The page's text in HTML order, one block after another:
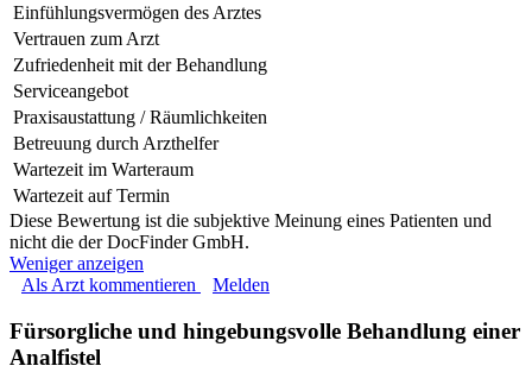
Einfühlungsvermögen des Arztes
Vertrauen zum Arzt
Zufriedenheit mit der Behandlung
Serviceangebot
Praxisaustattung / Räumlichkeiten
Betreuung durch Arzthelfer
Wartezeit im Warteraum
Wartezeit auf Termin
Diese Bewertung ist die subjektive Meinung eines Patienten und
nicht die der DocFinder GmbH.
Weniger anzeigen
Als Arzt kommentieren
Melden
Fürsorgliche und hingebungsvolle Behandlung einer
Analfistel